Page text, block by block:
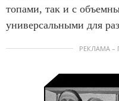
топами, так и с
универсальными для
РЕКЛАМА